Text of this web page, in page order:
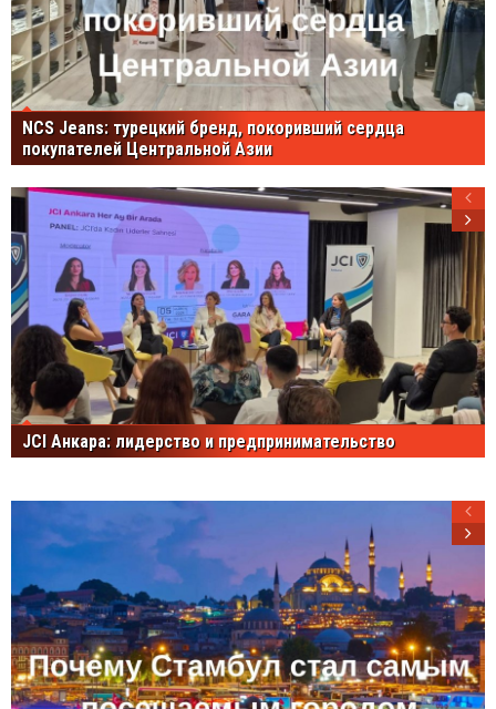
NCS Jeans: турецкий бренд, покоривший сердца
покупателей Центральной Азии
JCI Анкара: лидерство и предпринимательство